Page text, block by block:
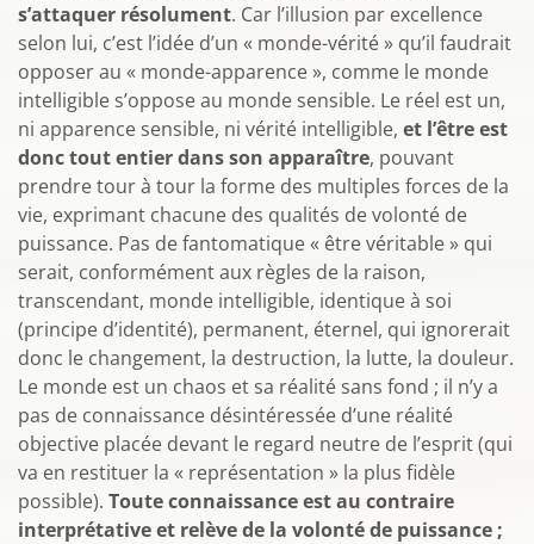
s’attaquer résolument. Car l’illusion par excellence
selon lui, c’est l’idée d’un « monde-vérité » qu’il faudrait
opposer au « monde-apparence », comme le monde
intelligible s’oppose au monde sensible. Le réel est un,
ni apparence sensible, ni vérité intelligible, et l’être est
donc tout entier dans son apparaître, pouvant
prendre tour à tour la forme des multiples forces de la
vie, exprimant chacune des qualités de volonté de
puissance. Pas de fantomatique « être véritable » qui
serait, conformément aux règles de la raison,
transcendant, monde intelligible, identique à soi
(principe d’identité), permanent, éternel, qui ignorerait
donc le changement, la destruction, la lutte, la douleur.
Le monde est un chaos et sa réalité sans fond ; il n’y a
pas de connaissance désintéressée d’une réalité
objective placée devant le regard neutre de l’esprit (qui
va en restituer la « représentation » la plus fidèle
possible). Toute connaissance est au contraire
interprétative et relève de la volonté de puissance ;